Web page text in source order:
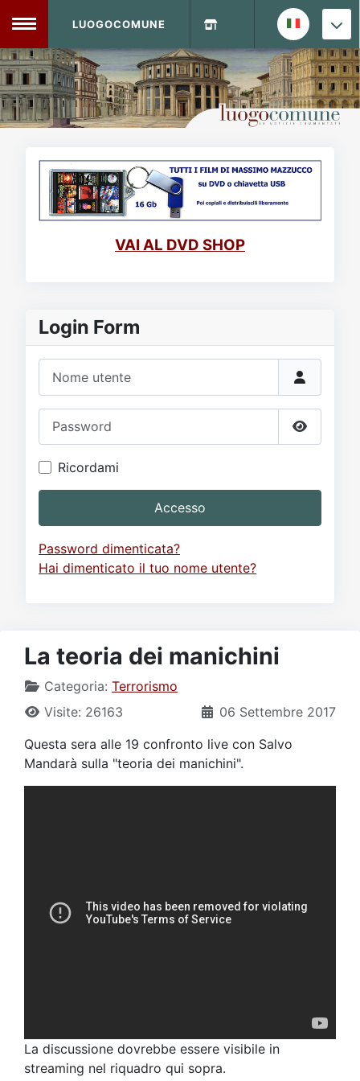
MENU
Home
DVD Shop
Sito
Forum
LUOGOCOMUNE
VAI AL DVD SHOP
Login Form
Mostra
Ricordami
Accesso
Password dimenticata?
Hai dimenticato il tuo nome utente?
La teoria dei manichini
Categoria: Terrorismo
06 Settembre 2017
Visite: 26163
Questa sera alle 19 confronto live con Salvo
Mandarà sulla "teoria dei manichini".
La discussione dovrebbe essere visibile in
streaming nel riquadro qui sopra.